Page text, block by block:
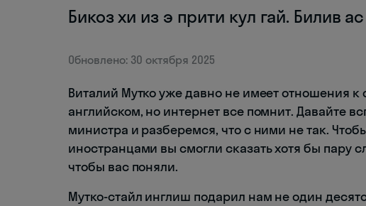
Бикоз хи из э прити кул гай. Билив ас
Обновлено: 30 октября 2025
Виталий Мутко уже давно не имеет отношения к
английском, но интернет все помнит. Давайте
министра и разберемся, что с ними не так.
иностранцами вы смогли сказать хотя бы пару
чтобы вас поняли.
Мутко-стайл инглиш подарил нам не один